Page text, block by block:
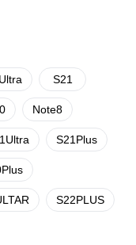
S21
Note8
S21Plus
S22PLUS